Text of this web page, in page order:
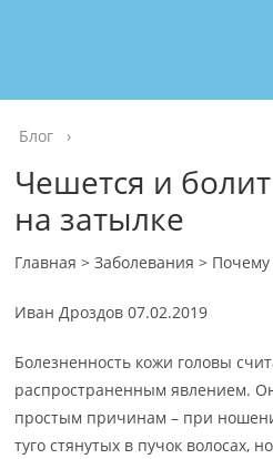
Блог ›
Чешется и
на затылке
Главная > Заболевания >
Иван Дроздов07.02.2019
Болезненность кожи головы
распространенным явлением.
простым причинам – при
туго стянутых в пучок волосах,